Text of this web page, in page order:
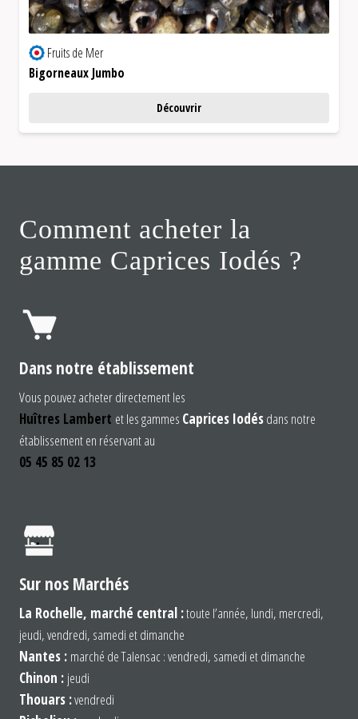
Fruits de Mer
Bigorneaux Jumbo
Découvrir
Comment acheter la
gamme Caprices Iodés ?
Dans notre établissement
Vous pouvez acheter directement les
Huîtres Lambert et les gammes Caprices Iodésdans notre
établissement en réservant au
05 45 85 02 13
Sur nos Marchés
La Rochelle, marché central :toute l’année, lundi, mercredi,
jeudi, vendredi, samedi et dimanche
Nantes : marché de Talensac : vendredi, samedi et dimanche
Chinon : jeudi
Thouars :vendredi